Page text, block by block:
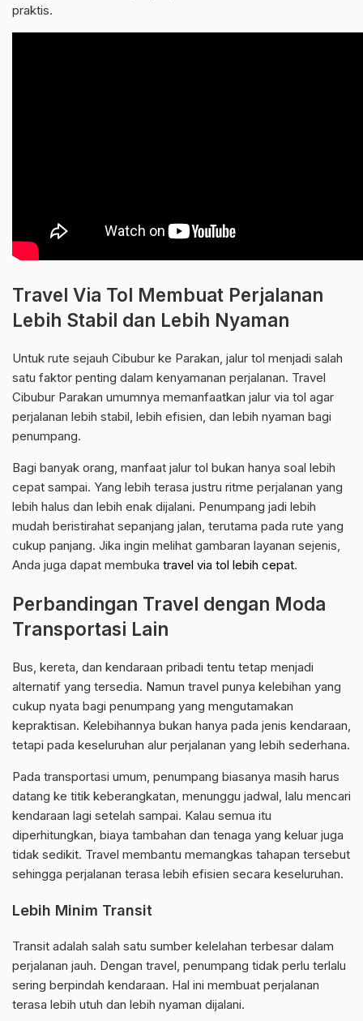
praktis.
Travel Via Tol Membuat Perjalanan
Lebih Stabil dan Lebih Nyaman
Untuk rute sejauh Cibubur ke Parakan, jalur tol menjadi salah
satu faktor penting dalam kenyamanan perjalanan. Travel
Cibubur Parakan umumnya memanfaatkan jalur via tol agar
perjalanan lebih stabil, lebih efisien, dan lebih nyaman bagi
penumpang.
Bagi banyak orang, manfaat jalur tol bukan hanya soal lebih
cepat sampai. Yang lebih terasa justru ritme perjalanan yang
lebih halus dan lebih enak dijalani. Penumpang jadi lebih
mudah beristirahat sepanjang jalan, terutama pada rute yang
cukup panjang. Jika ingin melihat gambaran layanan sejenis,
Anda juga dapat membuka travel via tol lebih cepat.
Perbandingan Travel dengan Moda
Transportasi Lain
Bus, kereta, dan kendaraan pribadi tentu tetap menjadi
alternatif yang tersedia. Namun travel punya kelebihan yang
cukup nyata bagi penumpang yang mengutamakan
kepraktisan. Kelebihannya bukan hanya pada jenis kendaraan,
tetapi pada keseluruhan alur perjalanan yang lebih sederhana.
Pada transportasi umum, penumpang biasanya masih harus
datang ke titik keberangkatan, menunggu jadwal, lalu mencari
kendaraan lagi setelah sampai. Kalau semua itu
diperhitungkan, biaya tambahan dan tenaga yang keluar juga
tidak sedikit. Travel membantu memangkas tahapan tersebut
sehingga perjalanan terasa lebih efisien secara keseluruhan.
Lebih Minim Transit
Transit adalah salah satu sumber kelelahan terbesar dalam
perjalanan jauh. Dengan travel, penumpang tidak perlu terlalu
sering berpindah kendaraan. Hal ini membuat perjalanan
terasa lebih utuh dan lebih nyaman dijalani.